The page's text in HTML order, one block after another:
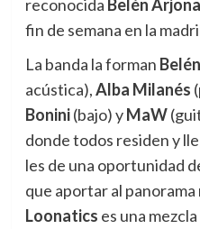
reconocida Belén Arjona
fin de semana en la
La banda la forman
acústica),Alba Milanés
Bonini(bajo) yMaW
donde todos residen y
les de una oportunidad
que aportar al panorama
Loonatics es una